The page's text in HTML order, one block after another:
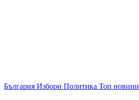
България Избори Политика Топ новини